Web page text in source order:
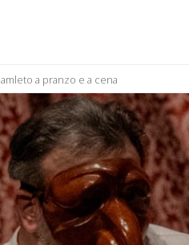
amleto a pranzo e a cena